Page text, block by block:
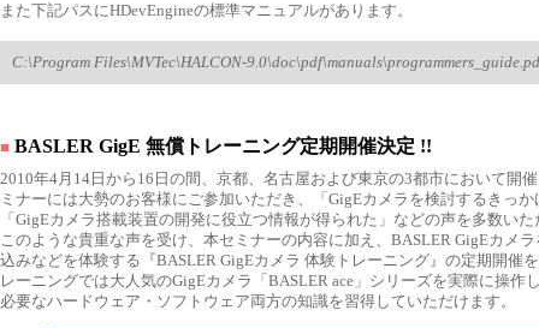
また下記パスにHDevEngineの標準マニュアルがあります。
C:\Program Files\MVTec\HALCON-
■ BASLER GigE 無償トレーニング定期開催決定 !!
2010年4月14日から16日の間、京都、名古屋および東京の3都市において開
ミナーには大勢のお客様にご参加いただき、「GigEカメラを検討するきっ
「GigEカメラ搭載装置の開発に役立つ情報が得られた」などの声を多数い
このような貴重な声を受け、本セミナーの内容に加え、BASLER GigEカメ
込みなどを体験する『BASLER GigEカメラ 体験トレーニング』の定期開催
レーニングでは大人気のGigEカメラ「BASLER ace」シリーズを実際に操作
必要なハードウェア・ソフトウェア両方の知識を習得していただけます。